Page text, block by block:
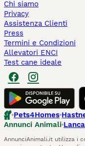
Chi siamo
Privacy
Assistenza Clienti
Press
Termini e Condizioni
Allevatori ENCI
Test cane ideale
Pets4Homes
Annunci Animali
AnnunciAnimali.it utilizza i